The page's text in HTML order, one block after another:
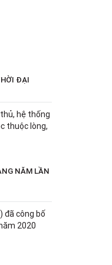
ĐẠI
hệ thống
thuộc lòng,
NĂM LẦN
đã công bố
2020